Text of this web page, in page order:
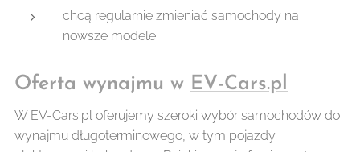
chcą regularnie zmieniać samochody na
nowsze modele.
Oferta wynajmu w EV-Cars.pl
W EV-Cars.pl oferujemy szeroki wybór samochodów do
wynajmu długoterminowego, w tym pojazdy